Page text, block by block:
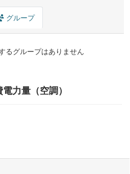
力量（空調）
グループ
るグループはありません